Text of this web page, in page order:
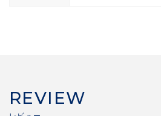
REVIEW